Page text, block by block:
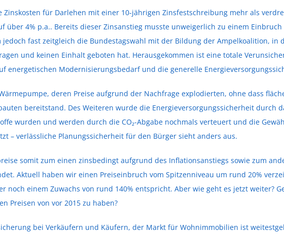
Zinskosten für Darlehen mit einer 10-jährigen Zinsfestschreibung mehr als
über 4% p.a.. Bereits dieser Zinsanstieg musste unweigerlich zu einem
fast zeitgleich die Bundestagswahl mit der Bildung der Ampelkoalition, in
und keinen Einhalt geboten hat. Herausgekommen ist eine totale
energetischen Modernisierungsbedarf und die generelle
deren Preise aufgrund der Nachfrage explodierten, ohne dass
bereitstand. Des Weiteren wurde die Energieversorgungssicherheit durch
wurden und werden durch die CO₂-Abgabe nochmals verteuert und die
– verlässliche Planungssicherheit für den Bürger sieht anders aus.
somit zum einen zinsbedingt aufgrund des Inflationsanstiegs sowie zum
Aktuell haben wir einen Preiseinbruch vom Spitzenniveau um rund 20%
einem Zuwachs von rund 140% entspricht. Aber wie geht es jetzt weiter?
Preisen von vor 2015 zu haben?
bei Verkäufern und Käufern, der Markt für Wohnimmobilien ist